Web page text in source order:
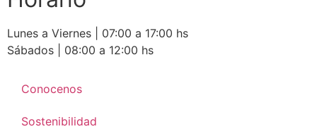
Lunes a Viernes | 07:00 a 17:00 hs
Sábados | 08:00 a 12:00 hs
Conocenos
Sostenibilidad